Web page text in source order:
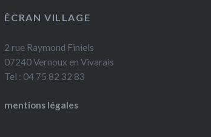
ÉCRAN VILLAGE
2 rue Raymond Finiels
07240 Vernoux en Vivarais
Tel : 04 75 82 32 83
mentions légales